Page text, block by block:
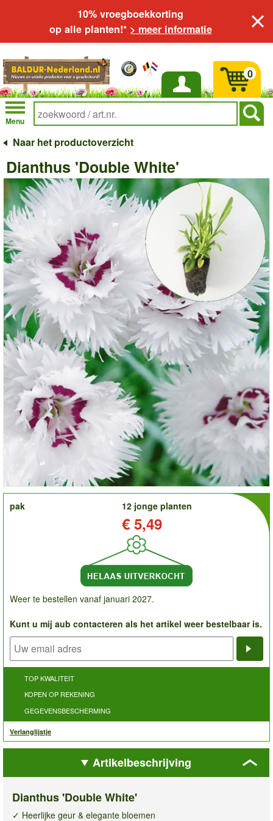
10% vroegboekkorting
op alle planten!* > meer informatie
Inloggen
Menu
0
Naar het productoverzicht
Dianthus 'Double White'
order
pak
12 jonge planten
€ 5,49
Weer te bestellen vanaf januari 2027.
Kunt u mij aub contacteren als het artikel weer bestelbaar is.
TOP KWALITEIT
KOPEN OP REKENING
GEGEVENSBESCHERMING
Verlanglijstje
Artikelbeschrijving
Dianthus 'Double White'
✓ Heerlijke geur & elegante bloemen